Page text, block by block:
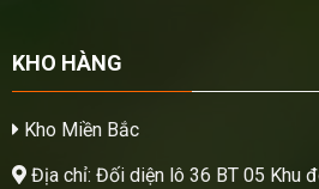
KHO HÀNG
Kho Miền Bắc
Địa chỉ: Đối diện lô 36 BT 05 Khu